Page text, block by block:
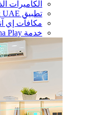
الكاميرات الذكية
تطبيق e& UAE
مكافآت إي آند مع Smiles